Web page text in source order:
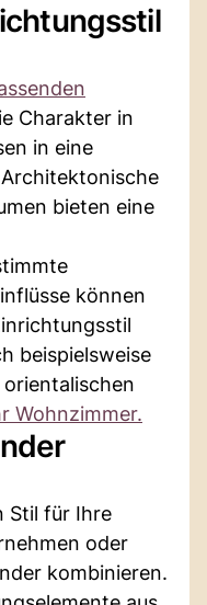
Charakter in
in eine
bieten eine
können
beispielsweise
Wohnzimmer.
Stil für Ihre
oder
kombinieren.